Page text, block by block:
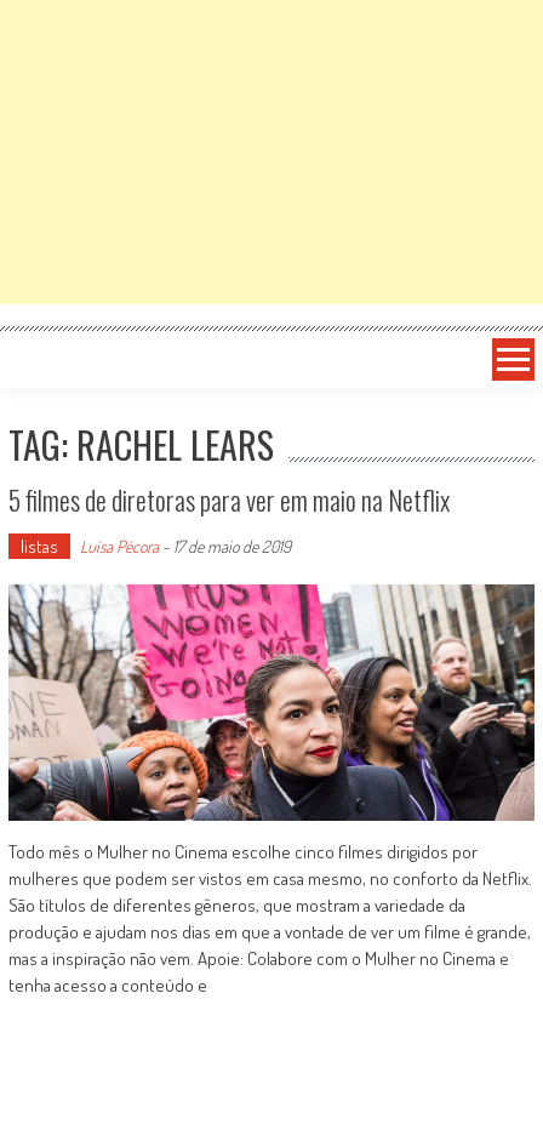
TAG: RACHEL LEARS
5 filmes de diretoras para ver em maio na Netflix
listas Luísa Pécora- 17 de maio de 2019
Todo mês o Mulher no Cinema escolhe cinco filmes dirigidos por
mulheres que podem ser vistos em casa mesmo, no conforto da Netflix.
São títulos de diferentes gêneros, que mostram a variedade da
produção e ajudam nos dias em que a vontade de ver um filme é grande,
mas a inspiração não vem. Apoie: Colabore com o Mulher no Cinema e
tenha acesso a conteúdo e